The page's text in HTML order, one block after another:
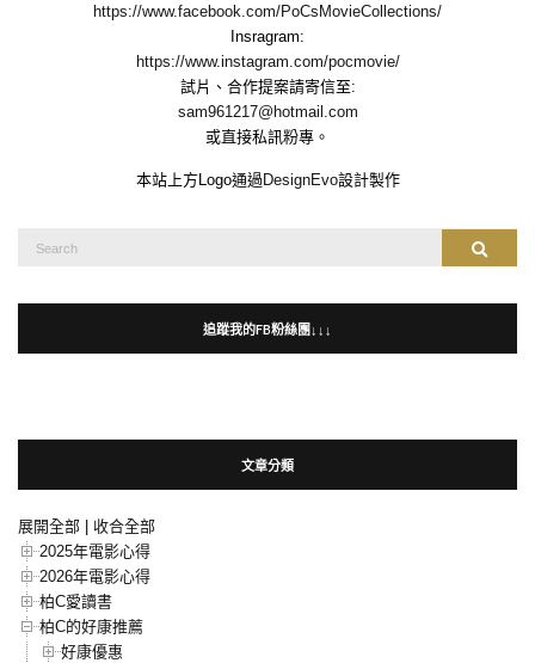
https://www.facebook.com/PoCsMovieCollections/
Insragram:
https://www.instagram.com/pocmovie/
試片、合作提案請寄信至:
sam961217@hotmail.com
或直接私訊粉專。
本站上方Logo通過 DesignEvo設計製作
Search
追蹤我的FB粉絲團↓↓↓
文章分類
展開全部
收合全部
2025年電影心得
2026年電影心得
柏C愛讀書
柏C的好康推薦
好康優惠